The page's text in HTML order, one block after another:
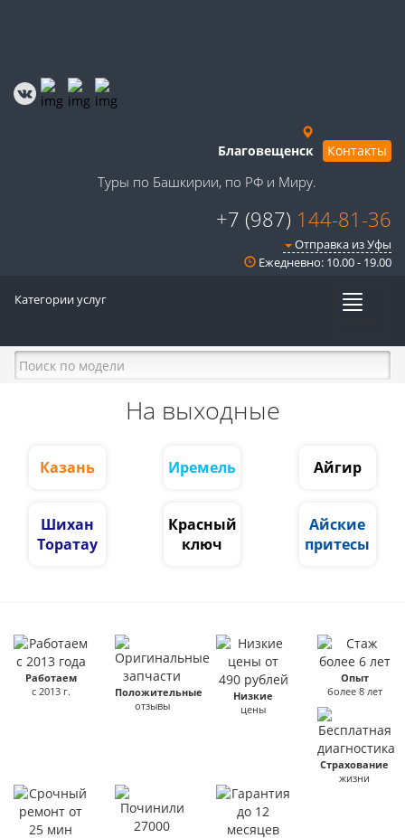
Благовещенск Контакты
Туры по Башкирии, по РФ и Миру.
+7 (987) 144-81-36
Отправка из Уфы
Ежедневно: 10.00 - 19.00
Категории услуг
На выходные
Казань Иремель Айгир
Шихан
Торатау
Красный
ключ
Айские
притесы
Работаем
с 2013 г.
Положительные
отзывы
Низкие
цены
Опыт
более 8 лет
Страхование
жизни